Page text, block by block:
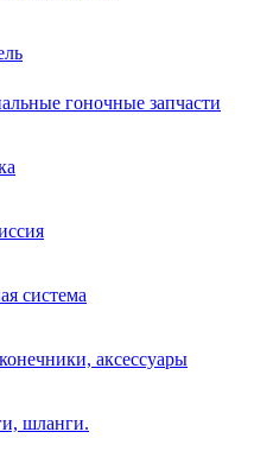
гоночные запчасти
система
аксессуары
шланги.